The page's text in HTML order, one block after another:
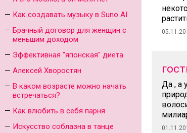
Как создавать музыку в Suno AI
Брачный договор для женщин с
меньшим доходом
Эффективная "японская" диета
Алексей Хворостян
В каком возрасте можно начать
встречаться?
Как влюбить в себя парня
Искусство соблазна в танце
Да , а